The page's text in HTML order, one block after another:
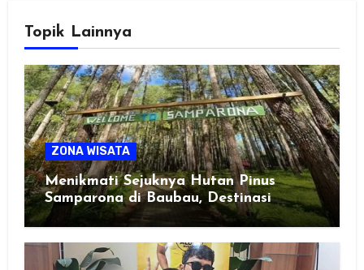
Topik Lainnya
ZONA WISATA
Menikmati Sejuknya Hutan Pinus
Samparona di Baubau, Destinasi
Healing Favorit!